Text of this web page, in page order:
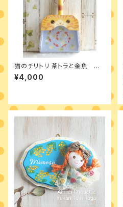
猫のチリトリ 茶トラと金魚 完
成品
¥4,000